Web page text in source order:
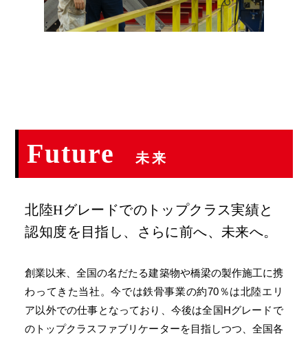
Future 未来
北陸Hグレードでのトップクラス実績と
認知度を 目指し、さらに前へ、未来へ。
創業以来、全国の名だたる建築物や橋梁の製作施工に携
わってきた当社。今では鉄骨事業の約70％は北陸エリ
ア以外での仕事となっており、今後は全国Hグレードで
のトップクラスファブリケーターを目指しつつ、全国各